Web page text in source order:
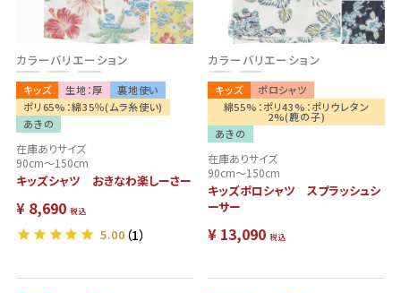
カラーバリエーション
キッズ 生地：厚
裏地使い
ポリ65%：綿35％(ムラ糸使い)
あきの
在庫ありサイズ
90cm～150cm
キッズシャツ おきなわ楽しーさー
¥ 8,690 税込
5.00 （1）
カラーバリエーション
キッズ
ポロシャツ
綿55%：ポリ43%：ポリウレタン
2%(鹿の子)
あきの
在庫ありサイズ
90cm～150cm
キッズポロシャツ スプラッシュシ
ーサー
¥ 13,090 税込